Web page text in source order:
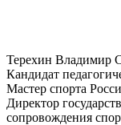
Терехин Владимир
Кандидат
Мастер спорта
Директор
сопровождения